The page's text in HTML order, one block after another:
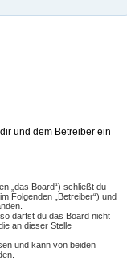
und dem Betreiber ein
„das Board“) schließt du
Folgenden „Betreiber“) und
darfst du das Board nicht
an dieser Stelle
und kann von beiden